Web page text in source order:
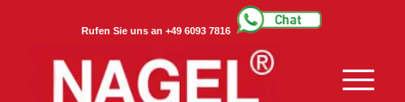
Rufen Sie uns an +49 6093 7816